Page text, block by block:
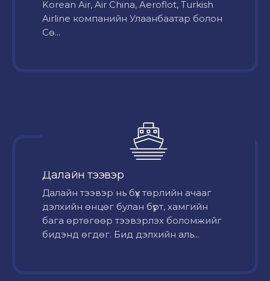
Korean Air, Air China, Aeroflot, Turkish
Airline компанийн Улаанбаатар болон
Сө...
Далайн тээвэр
Далайн тээвэр нь бүх төрлийн ачааг
дэлхийн өнцөг булан бүрт, хамгийн
бага өртөгөөр тээвэрлэх боломжийг
бидэнд өгдөг. Бид дэлхийн аль...